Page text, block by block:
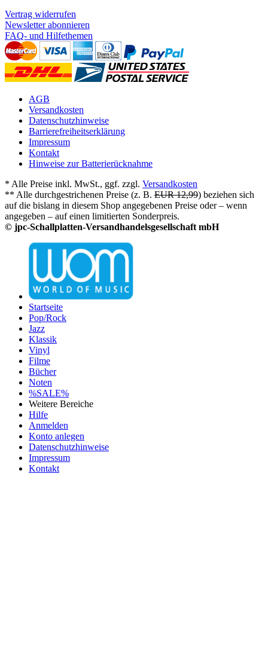
Vertrag widerrufen
Newsletter abonnieren
FAQ- und Hilfethemen
AGB
Versandkosten
Datenschutzhinweise
Barrierefreiheitserklärung
Impressum
Kontakt
Hinweise zur Batterierücknahme
* Alle Preise inkl. MwSt., ggf. zzgl. Versandkosten
** Alle durchgestrichenen Preise (z. B. EUR 12,99) beziehen sich
auf die bislang in diesem Shop angegebenen Preise oder – wenn
angegeben – auf einen limitierten Sonderpreis.
© jpc-Schallplatten-Versandhandelsgesellschaft mbH
Startseite
Pop/Rock
Jazz
Klassik
Vinyl
Filme
Bücher
Noten
%SALE%
Weitere Bereiche
Hilfe
Anmelden
Konto anlegen
Datenschutzhinweise
Impressum
Kontakt